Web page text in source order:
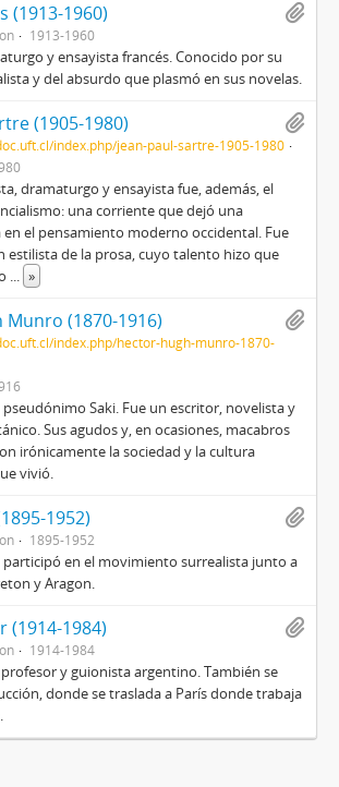
(1913-1960)
1913-1960
y ensayista francés. Conocido por su
y del absurdo que plasmó en sus novelas.
(1905-1980)
index.php/jean-paul-sartre-1905-1980
dramaturgo y ensayista fue, además, el
una corriente que dejó una
el pensamiento moderno occidental. Fue
estilista de la prosa, cuyo talento hizo que
... »
(1870-1916)
index.php/hector-hugh-munro-1870-
Saki. Fue un escritor, novelista y
Sus agudos y, en ocasiones, macabros
irónicamente la sociedad y la cultura
vivió.
1952)
1895-1952
participó en el movimiento surrealista junto a
y Aragon.
(1914-1984)
1914-1984
y guionista argentino. También se
donde se traslada a París donde trabaja